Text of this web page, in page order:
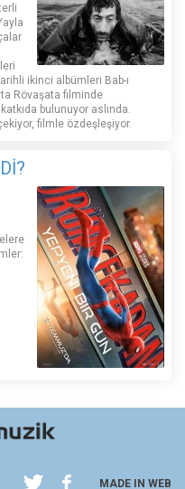
ikinci albümleri Bab-ı
Rövaşata filminde
bulunuyor aslında.
filmle özdeşleşiyor.
MADE IN WEB